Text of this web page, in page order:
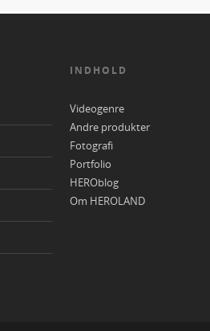
INDHOLD
Videogenre
Andre produkter
Fotografi
Portfolio
HEROblog
Om HEROLAND